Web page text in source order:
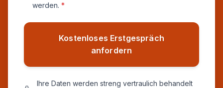
werden. *
Kostenloses Erstgespräch
anfordern
Ihre Daten werden streng vertraulich behandelt